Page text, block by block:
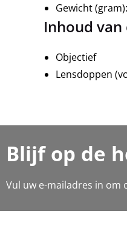
Gewicht
Inhoud
Objectief
Lensdoppen
Blijf op de
Vul uw e-mailadres in om